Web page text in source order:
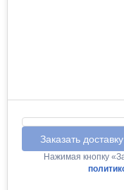
Заказать доставку
Нажимая кнопку